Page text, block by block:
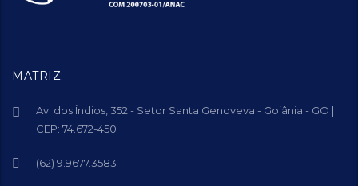
MATRIZ:
Av. dos Índios, 352 - Setor Santa Genoveva - Goiânia - GO |
CEP: 74.672-450
(62) 9.9677.3583